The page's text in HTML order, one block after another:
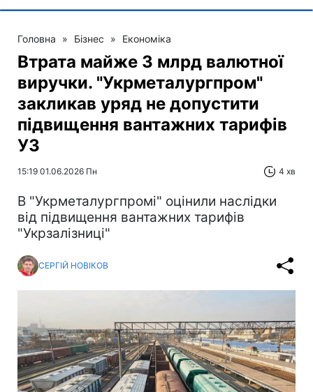
Головна » Бізнес » Економіка
Втрата майже 3 млрд валютної
виручки. "Укрметалургпром"
закликав уряд не допустити
підвищення вантажних тарифів
УЗ
15:19 01.06.2026 Пн 4 хв
В "Укрметалургпромі" оцінили наслідки
від підвищення вантажних тарифів
"Укрзалізниці"
СЕРГІЙ НОВІКОВ